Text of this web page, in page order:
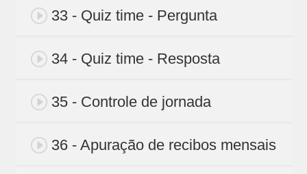
33 - Quiz time - Pergunta
34 - Quiz time - Resposta
35 - Controle de jornada
36 - Apuração de recibos mensais